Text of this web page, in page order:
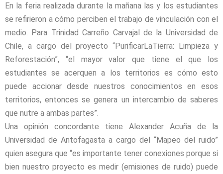
En la feria realizada durante la mañana las y los estudiantes
se refirieron a cómo perciben el trabajo de vinculación con el
medio. Para Trinidad Carreño Carvajal de la Universidad de
Chile, a cargo del proyecto “PurificarLaTierra: Limpieza y
Reforestación”, “el mayor valor que tiene el que los
estudiantes se acerquen a los territorios es cómo esto
puede accionar desde nuestros conocimientos en esos
territorios, entonces se genera un intercambio de saberes
que nutre a ambas partes”.
Una opinión concordante tiene Alexander Acuña de la
Universidad de Antofagasta a cargo del “Mapeo del ruido”
quien asegura que “es importante tener conexiones porque si
bien nuestro proyecto es medir (emisiones de ruido) puede